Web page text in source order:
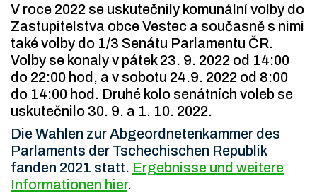
V roce 2022 se uskutečnily komunální volby do
Zastupitelstva obce Vestec a současně s nimi
také volby do 1/3 Senátu Parlamentu ČR.
Volby se konaly v pátek 23. 9. 2022 od 14:00
do 22:00 hod, a v sobotu 24.9. 2022 od 8:00
do 14:00 hod. Druhé kolo senátních voleb se
uskutečnilo 30. 9. a 1. 10. 2022.
Die Wahlen zur Abgeordnetenkammer des
Parlaments der Tschechischen Republik
fanden 2021 statt. Ergebnisse und weitere
Informationen hier.